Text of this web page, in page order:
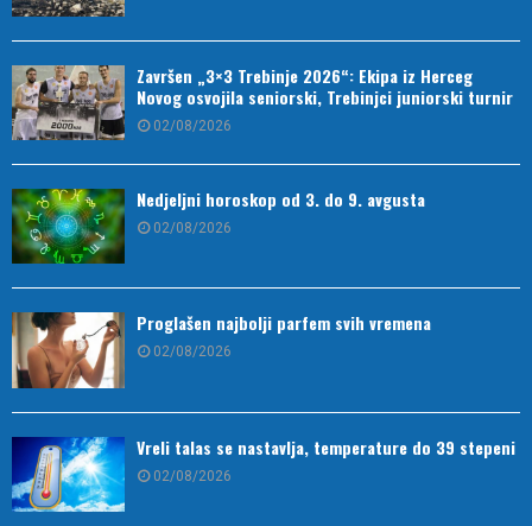
Završen „3×3 Trebinje 2026“: Ekipa iz Herceg
Novog osvojila seniorski, Trebinjci juniorski turnir
02/08/2026
Nedjeljni horoskop od 3. do 9. avgusta
02/08/2026
Proglašen najbolji parfem svih vremena
02/08/2026
Vreli talas se nastavlja, temperature do 39 stepeni
02/08/2026